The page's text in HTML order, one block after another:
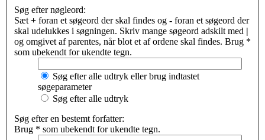
Søg efter nøgleord:
Sæt + foran et søgeord der skal findes og - foran et søgeord der
skal udelukkes i søgningen. Skriv mange søgeord adskilt med |
og omgivet af parentes, når blot et af ordene skal findes. Brug *
som ubekendt for ukendte tegn.
Søg efter alle udtryk eller brug indtastet
søgeparameter
Søg efter alle udtryk
Søg efter en bestemt forfatter:
Brug * som ubekendt for ukendte tegn.